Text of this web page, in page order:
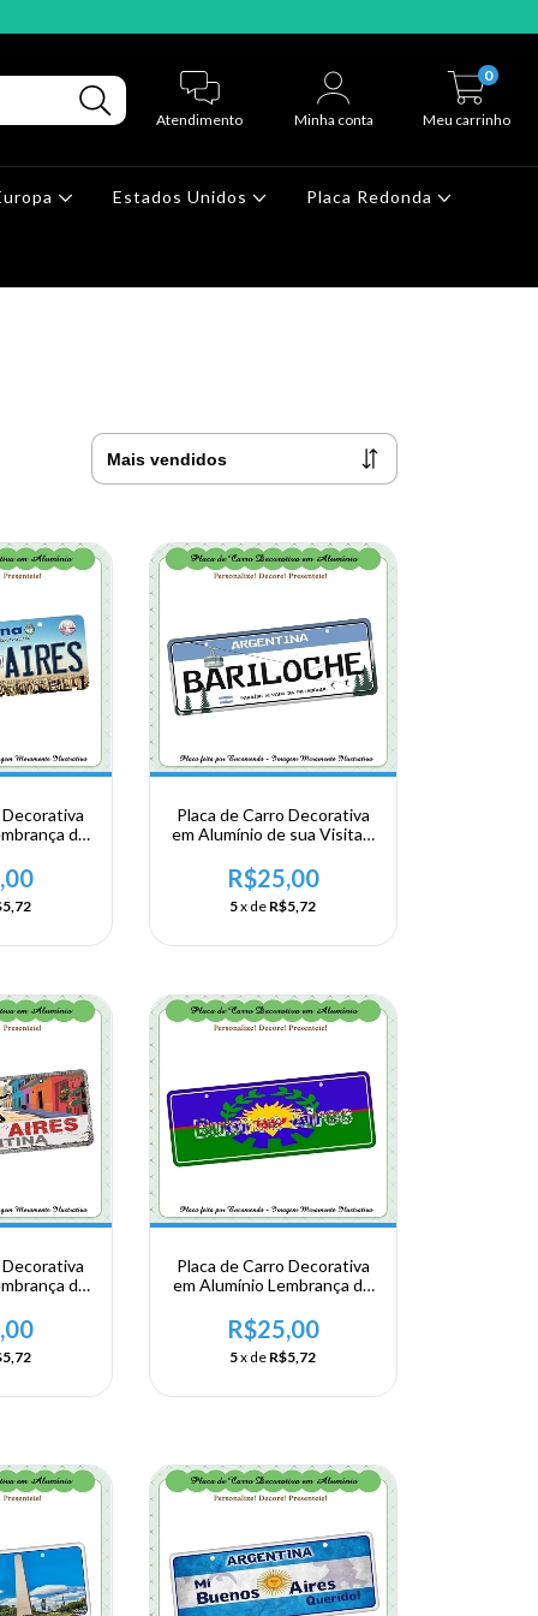
Atendimento Minha conta Meu carrinho
0
Estados Unidos Placa Redonda
de
Placa de Carro Decorativa
em Alumínio de sua Visita a
R$25,00
5x de R$5,72
de
- Tango
Placa de Carro Decorativa
em Alumínio Lembrança de
Buenos Aires
R$25,00
5x de R$5,72